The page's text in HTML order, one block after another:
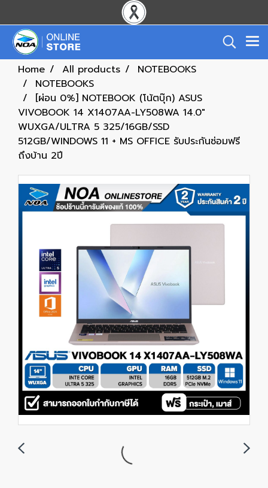
Home All products
NOTEBOOKS
NOTEBOOKS
[ผ่อน 0%] NOTEBOOK (โน้ตบุ๊ก) ASUS
VIVOBOOK 14 X1407AA-LY508WA 14.0"
WUXGA/ULTRA 5 325/16GB/SSD
512GB/WINDOWS 11 + MS OFFICE รับประกันซ่อมฟรี
ถึงบ้าน 2ปี